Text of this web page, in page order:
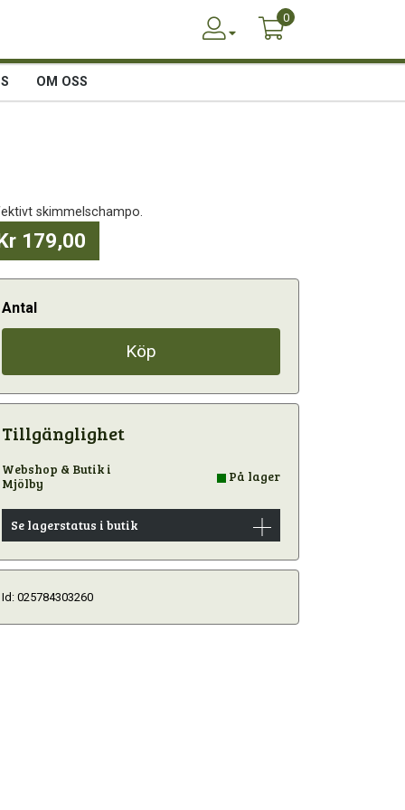
0
OM OSS
skimmelschampo.
179,00
Antal
Köp
Tillgänglighet
Webshop & Butik i
Mjölby
På lager
Se lagerstatus i butik
Id: 025784303260